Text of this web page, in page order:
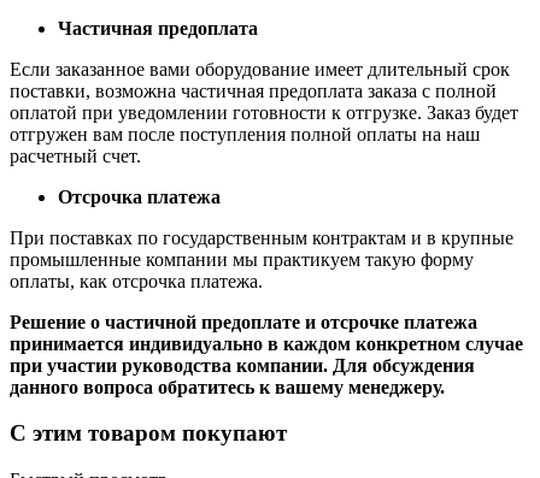
Частичная предоплата
Если заказанное вами оборудование имеет длительный срок
поставки, возможна частичная предоплата заказа с полной
оплатой при уведомлении готовности к отгрузке. Заказ будет
отгружен вам после поступления полной оплаты на наш
расчетный счет.
Отсрочка платежа
При поставках по государственным контрактам и в крупные
промышленные компании мы практикуем такую форму
оплаты, как отсрочка платежа.
Решение о частичной предоплате и отсрочке платежа
принимается индивидуально в каждом конкретном случае
при участии руководства компании. Для обсуждения
данного вопроса обратитесь к вашему менеджеру.
С этим товаром покупают